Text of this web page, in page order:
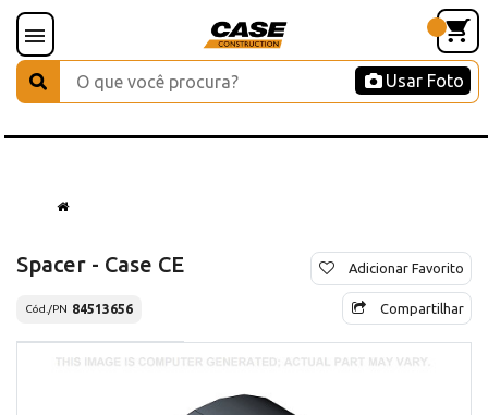
Usar Foto
Spacer - Case CE
Cód./PN 84513656
Adicionar Favorito
Compartilhar